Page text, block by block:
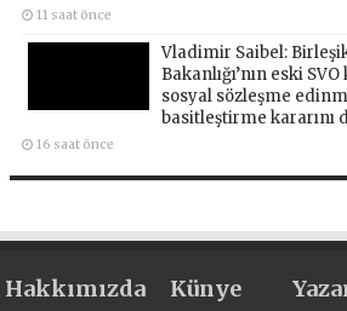
11 saat önce
Vladimir Saibel:
Bakanlığı’nın eski SVO
sosyal sözleşme
basitleştirme kararını
16 saat önce
Hakkımızda Künye